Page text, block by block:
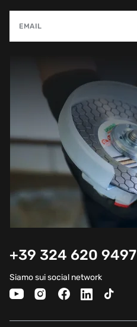
EMAIL
+39 324 620 9497
Siamo sui social network